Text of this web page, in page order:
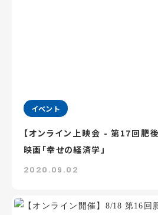
イベント
【オンライン上映会 - 第17回
映画「幸せの経済学」
2020.09.02